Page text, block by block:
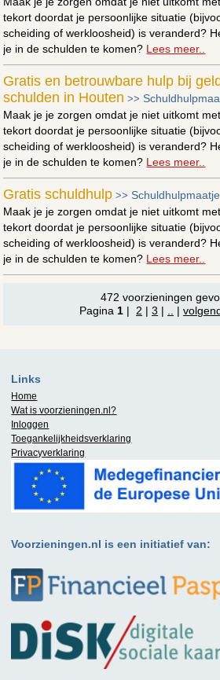
tekort doordat je persoonlijke situatie
scheiding of werkloosheid) is veranderd?
je in de schulden te komen? Lees meer..
Gratis en betrouwbare hulp bij
schulden in Houten >>
Maak je je zorgen omdat je niet uitkomt
tekort doordat je persoonlijke situatie
scheiding of werkloosheid) is veranderd?
je in de schulden te komen? Lees meer..
Gratis schuldhulp >>
Maak je je zorgen omdat je niet uitkomt
tekort doordat je persoonlijke situatie
scheiding of werkloosheid) is veranderd?
je in de schulden te komen? Lees meer..
472 voorzieningen
Pagina 1 | 2 |3 | |
Links
Home
Wat is voorzieningen.nl?
Inloggen
Toegankelijkheidsverklaring
Privacyverklaring
Voorzieningen.nl is een initiatief van: